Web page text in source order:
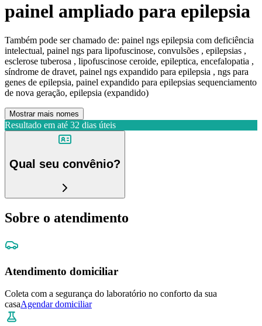
painel ampliado para epilepsia
Também pode ser chamado de: painel ngs epilepsia com deficiência
intelectual, painel ngs para lipofuscinose, convulsões , epilepsias ,
esclerose tuberosa , lipofuscinose ceroide, epileptica, encefalopatia ,
síndrome de dravet, painel ngs expandido para epilepsia , ngs para
genes de epilepsia, painel expandido para epilepsias sequenciamento
de nova geração, epilepsia (expandido)
Mostrar mais nomes
Resultado em até 32 dias úteis
Qual seu convênio?
Sobre o atendimento
Atendimento domiciliar
Coleta com a segurança do laboratório no conforto da sua
casaAgendar domiciliar